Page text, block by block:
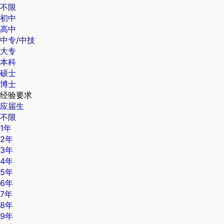
不限
初中
高中
中专/中技
大专
本科
硕士
博士
经验要求
应届生
不限
1年
2年
3年
4年
5年
6年
7年
8年
9年